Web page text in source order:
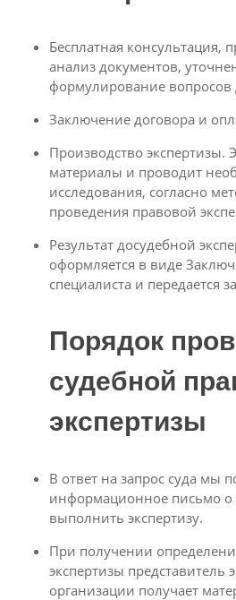
Бесплатная консультация,
анализ документов,
формулирование вопросов
Заключение договора и
Производство экспертизы.
материалы и проводит
исследования, согласно
проведения правовой
Результат досудебной
оформляется в виде
специалиста и передается
Порядок
судебной
экспертизы
В ответ на запрос суда мы
информационное письмо о
выполнить экспертизу.
При получении
экспертизы представитель
организации получает